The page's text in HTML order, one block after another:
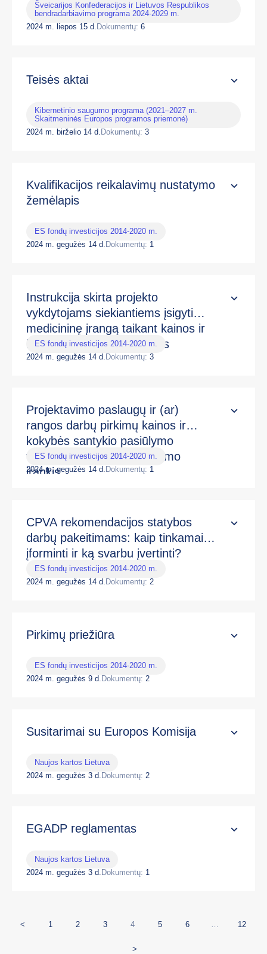
Šveicarijos Konfederacijos ir Lietuvos Respublikos
bendradarbiavimo programa 2024-2029 m.
2024 m. liepos 15 d. Dokumentų: 6
Teisės aktai
Kibernetinio saugumo programa (2021–2027 m.
Skaitmeninės Europos programos priemonė)
2024 m. birželio 14 d. Dokumentų: 3
Kvalifikacijos reikalavimų nustatymo
žemėlapis
ES fondų investicijos 2014-2020 m.
2024 m. gegužės 14 d. Dokumentų: 1
Instrukcija skirta projekto
vykdytojams siekiantiems įsigyti
medicininę įrangą taikant kainos ir
kokybės vertinimo kriterijus
ES fondų investicijos 2014-2020 m.
2024 m. gegužės 14 d. Dokumentų: 3
Projektavimo paslaugų ir (ar)
rangos darbų pirkimų kainos ir
kokybės santykio pasiūlymo
vertinimo kriterijų skaičiavimo
įrankis
ES fondų investicijos 2014-2020 m.
2024 m. gegužės 14 d. Dokumentų: 1
CPVA rekomendacijos statybos
darbų pakeitimams: kaip tinkamai
įforminti ir ką svarbu įvertinti?
ES fondų investicijos 2014-2020 m.
2024 m. gegužės 14 d. Dokumentų: 2
Pirkimų priežiūra
ES fondų investicijos 2014-2020 m.
2024 m. gegužės 9 d. Dokumentų: 2
Susitarimai su Europos Komisija
Naujos kartos Lietuva
2024 m. gegužės 3 d. Dokumentų: 2
EGADP reglamentas
Naujos kartos Lietuva
2024 m. gegužės 3 d. Dokumentų: 1
< 1 2 3 4 5 6 … 12
>